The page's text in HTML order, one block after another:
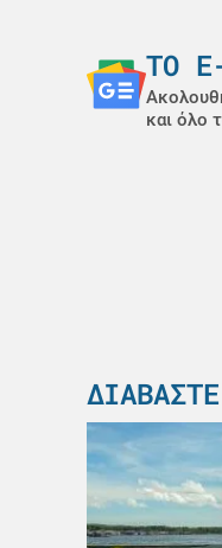
ΤΟ
και όλο